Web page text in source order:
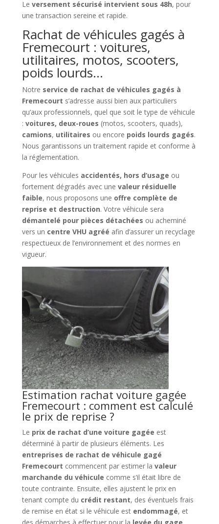
Le versement sécurisé intervient sous 48h, pour
une transaction sereine et rapide.
Rachat de véhicules gagés à
Fremecourt : voitures,
utilitaires, motos, scooters,
poids lourds…
Notre service de rachat de véhicules gagés à
Fremecourt s’adresse aussi bien aux particuliers
qu’aux professionnels, quel que soit le type de véhicule
: voitures, deux-roues (motos, scooters, quads),
camions, utilitaires ou encore poids lourds gagés.
Nous garantissons un traitement rapide et conforme à
la réglementation.
Pour les véhicules accidentés, hors d’usage ou
fortement dégradés avec une valeur résiduelle
faible, nous proposons une offre complète de
reprise et destruction. Votre véhicule sera
démantelé pour pièces détachées ou acheminé
vers un centre VHU agréé afin d’assurer un recyclage
respectueux de l’environnement et des normes en
vigueur.
Estimation rachat voiture gagée
Fremecourt : comment est calculé
le prix de reprise ?
Le prix de rachat d’une voiture gagée est
déterminé à partir de plusieurs éléments. Les
entreprises de rachat de véhicule gagé
Fremecourt commencent par estimer la valeur
marchande du véhicule comme s’il était libre de
toute contrainte. Ensuite, elles ajustent le prix en
tenant compte du crédit restant, des éventuels frais
de remise en état si le véhicule est endommagé, et
des démarches à effectuer pour la levée du gage